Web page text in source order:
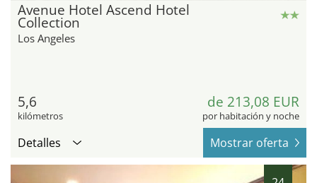
Avenue Hotel Ascend Hotel
Collection
Los Angeles
5,6
kilómetros
de 213,08 EUR
por habitación y noche
Detalles Mostrar oferta